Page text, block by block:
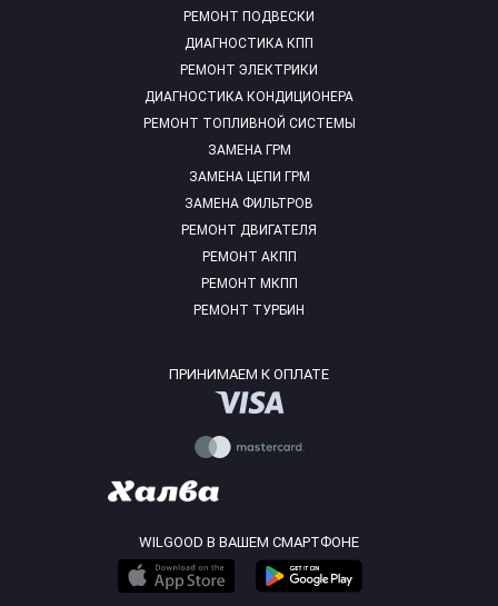
РЕМОНТ ПОДВЕСКИ
ДИАГНОСТИКА КПП
РЕМОНТ ЭЛЕКТРИКИ
ДИАГНОСТИКА КОНДИЦИОНЕРА
РЕМОНТ ТОПЛИВНОЙ СИСТЕМЫ
ЗАМЕНА ГРМ
ЗАМЕНА ЦЕПИ ГРМ
ЗАМЕНА ФИЛЬТРОВ
РЕМОНТ ДВИГАТЕЛЯ
РЕМОНТ АКПП
РЕМОНТ МКПП
РЕМОНТ ТУРБИН
ПРИНИМАЕМ К ОПЛАТЕ
WILGOOD В ВАШЕМ СМАРТФОНЕ